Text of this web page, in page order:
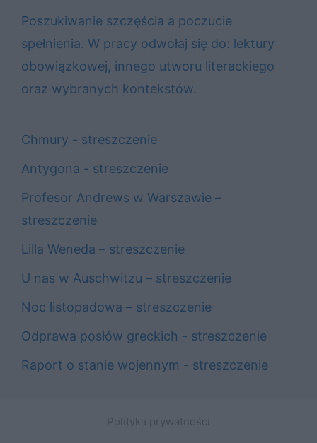
Poszukiwanie szczęścia a poczucie
spełnienia. W pracy odwołaj się do: lektury
obowiązkowej, innego utworu literackiego
oraz wybranych kontekstów.
Chmury - streszczenie
Antygona - streszczenie
Profesor Andrews w Warszawie –
streszczenie
Lilla Weneda – streszczenie
U nas w Auschwitzu – streszczenie
Noc listopadowa – streszczenie
Odprawa posłów greckich - streszczenie
Raport o stanie wojennym - streszczenie
Polityka prywatności